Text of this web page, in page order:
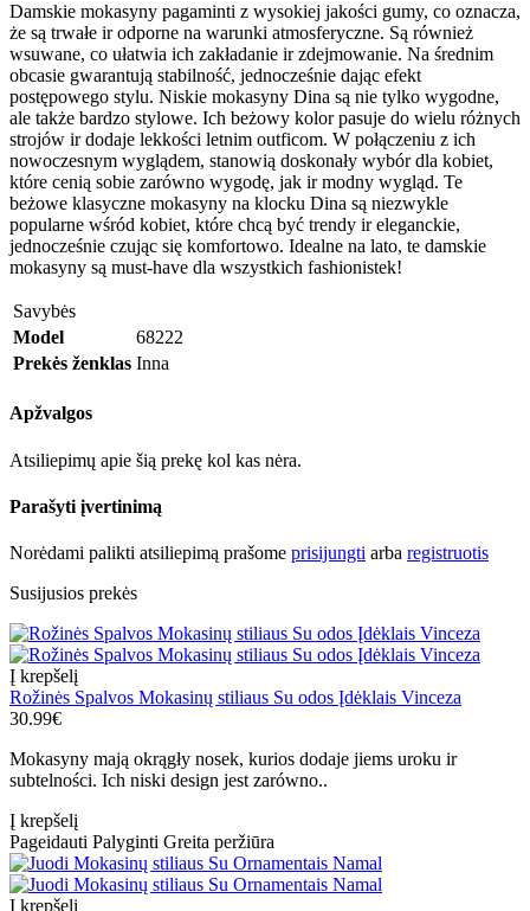
Damskie mokasyny pagaminti z wysokiej jakości gumy, co oznacza,
że są trwałe ir odporne na warunki atmosferyczne. Są również
wsuwane, co ułatwia ich zakładanie ir zdejmowanie. Na średnim
obcasie gwarantują stabilność, jednocześnie dając efekt
postępowego stylu. Niskie mokasyny Dina są nie tylko wygodne,
ale także bardzo stylowe. Ich beżowy kolor pasuje do wielu różnych
strojów ir dodaje lekkości letnim outficom. W połączeniu z ich
nowoczesnym wyglądem, stanowią doskonały wybór dla kobiet,
które cenią sobie zarówno wygodę, jak ir modny wygląd. Te
beżowe klasyczne mokasyny na klocku Dina są niezwykle
popularne wśród kobiet, które chcą być trendy ir eleganckie,
jednocześnie czując się komfortowo. Idealne na lato, te damskie
mokasyny są must-have dla wszystkich fashionistek!
Savybės
Model
68222
Prekės ženklas Inna
Apžvalgos
Atsiliepimų apie šią prekę kol kas nėra.
Parašyti įvertinimą
Norėdami palikti atsiliepimą prašome prisijungti arba registruotis
Susijusios prekės
Į krepšelį
Rožinės Spalvos Mokasinų stiliaus Su odos Įdėklais Vinceza
30.99€
Mokasyny mają okrągły nosek, kurios dodaje jiems uroku ir
subtelności. Ich niski design jest zarówno..
Į krepšelį
Pageidauti Palyginti Greita peržiūra
Į krepšelį